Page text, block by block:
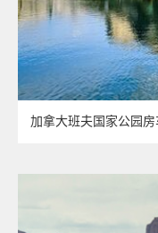
加拿大班夫国家公园